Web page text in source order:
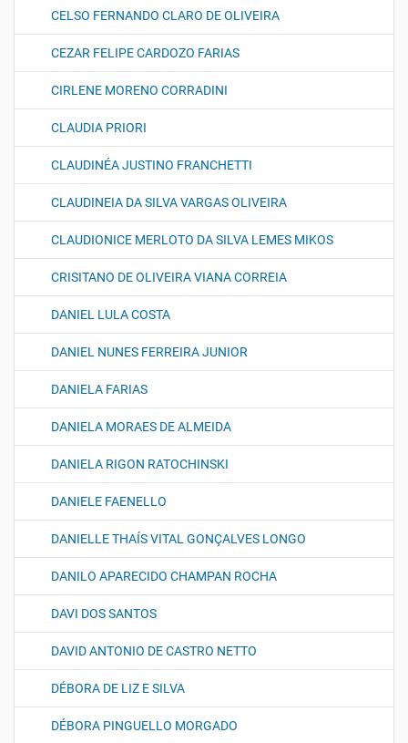
CELSO FERNANDO CLARO DE OLIVEIRA
CEZAR FELIPE CARDOZO FARIAS
CIRLENE MORENO CORRADINI
CLAUDIA PRIORI
CLAUDINÉA JUSTINO FRANCHETTI
CLAUDINEIA DA SILVA VARGAS OLIVEIRA
CLAUDIONICE MERLOTO DA SILVA LEMES MIKOS
CRISITANO DE OLIVEIRA VIANA CORREIA
DANIEL LULA COSTA
DANIEL NUNES FERREIRA JUNIOR
DANIELA FARIAS
DANIELA MORAES DE ALMEIDA
DANIELA RIGON RATOCHINSKI
DANIELE FAENELLO
DANIELLE THAÍS VITAL GONÇALVES LONGO
DANILO APARECIDO CHAMPAN ROCHA
DAVI DOS SANTOS
DAVID ANTONIO DE CASTRO NETTO
DÉBORA DE LIZ E SILVA
DÉBORA PINGUELLO MORGADO